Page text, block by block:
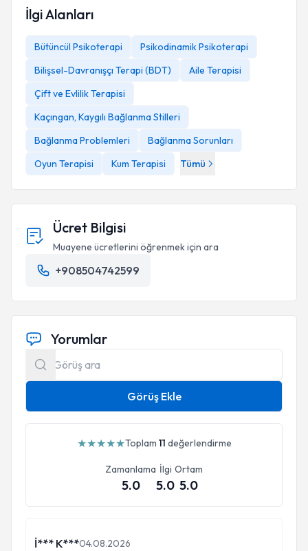
İlgi Alanları
Bütüncül Psikoterapi
Psikodinamik Psikoterapi
Bilişsel-Davranışçı Terapi (BDT)
Aile Terapisi
Çift ve Evlilik Terapisi
Kaçıngan, Kaygılı Bağlanma Stilleri
Bağlanma Problemleri
Bağlanma Sorunları
Oyun Terapisi
Kum Terapisi Tümü
Ücret Bilgisi
Muayene ücretlerini öğrenmek için ara
+908504742599
Yorumlar
Görüş Ekle
★★★★★Toplam 11 değerlendirme
Zamanlama
5.0
İlgi
5.0
Ortam
5.0
İ*** K***04.08.2026